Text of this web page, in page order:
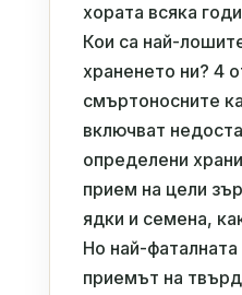
хората всяка
Кои са най-
храненето ни? 4
смъртоносните
включват
определени
прием на цели
ядки и семена,
Но най-
приемът на